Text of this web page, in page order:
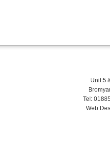
Unit 5
Tel:
Web